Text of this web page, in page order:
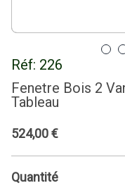
Réf: 226
Fenetre Bois 2
Tableau
524,00€
Quantité